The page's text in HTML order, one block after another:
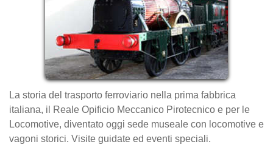
La storia del trasporto ferroviario nella prima fabbrica
italiana, il Reale Opificio Meccanico Pirotecnico e per le
Locomotive, diventato oggi sede museale con locomotive e
vagoni storici. Visite guidate ed eventi speciali.